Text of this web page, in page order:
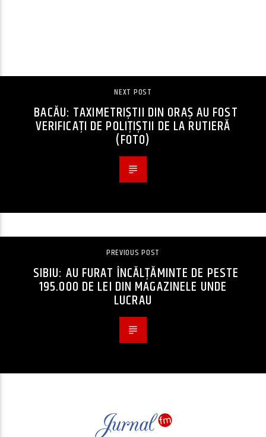
NEXT POST
BACĂU: TAXIMETRIȘTII DIN ORAȘ AU FOST
VERIFICAȚI DE POLIȚIȘTII DE LA RUTIERĂ
(FOTO)
PREVIOUS POST
SIBIU: AU FURAT ÎNCĂLȚĂMINTE DE PESTE
195.000 DE LEI DIN MAGAZINELE UNDE
LUCRAU